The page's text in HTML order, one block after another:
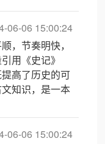
06-06 15:00:24
，节奏明快，
用《史记》
高了历史的可
知识，是一本
06-06 15:00:24